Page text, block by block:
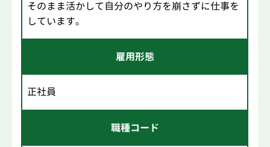
そのまま活かして自分のやり方を崩さずに仕事を
しています。
雇用形態
正社員
職種コード